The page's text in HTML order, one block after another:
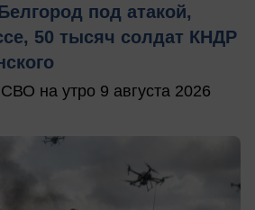
под атакой,
50 тысяч солдат КНДР
на утро 9 августа 2026